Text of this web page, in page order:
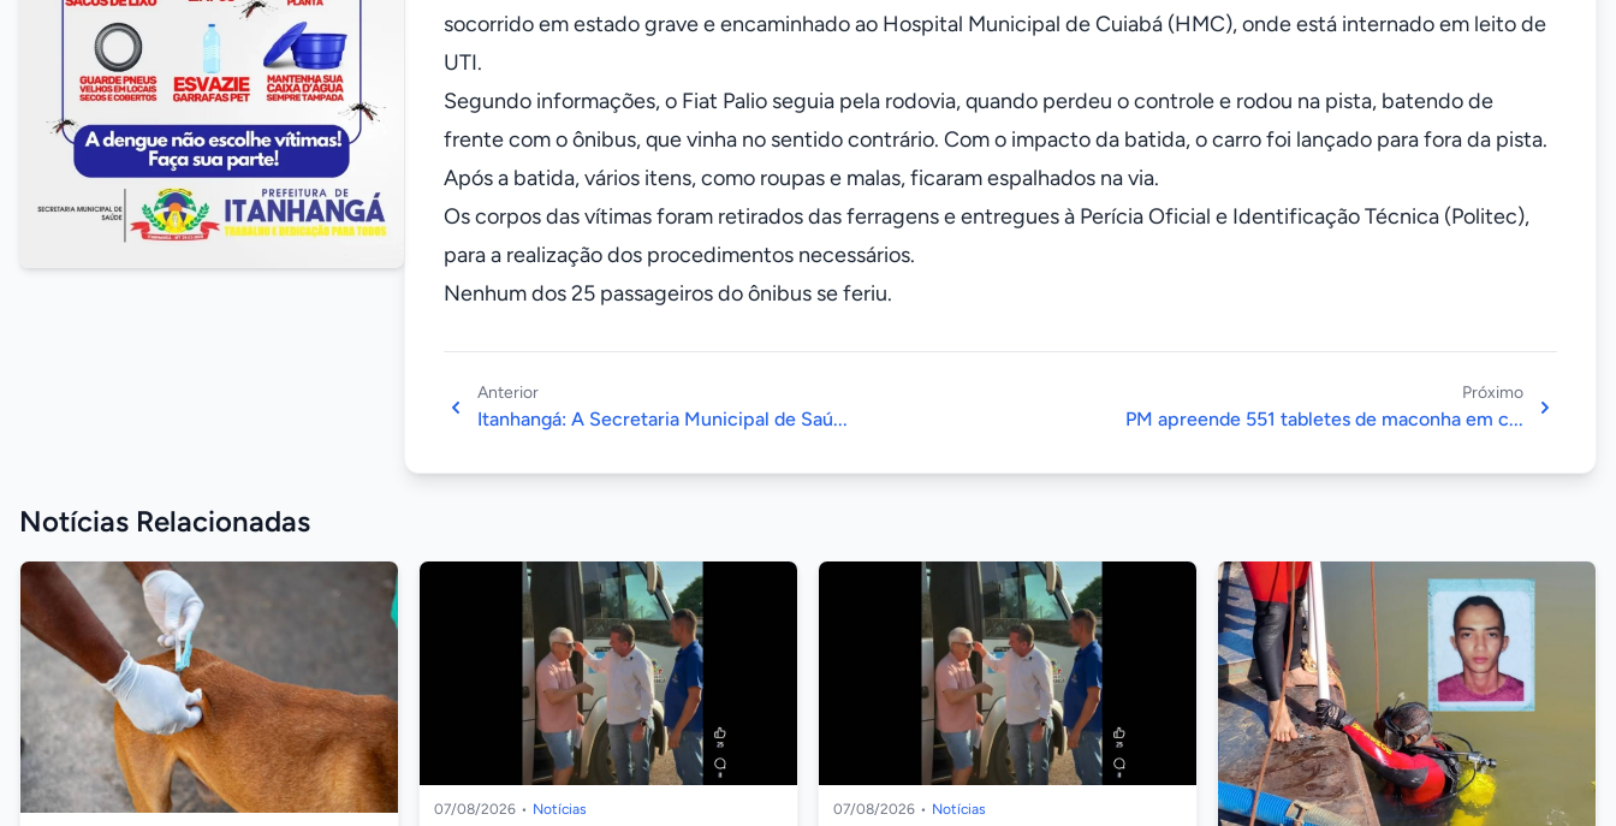
socorrido em estado grave e encaminhado ao Hospital Municipal de Cuiabá (HMC), onde está internado em leito de
UTI.
Segundo informações, o Fiat Palio seguia pela rodovia, quando perdeu o controle e rodou na pista, batendo de
frente com o ônibus, que vinha no sentido contrário. Com o impacto da batida, o carro foi lançado para fora da pista.
Após a batida, vários itens, como roupas e malas, ficaram espalhados na via.
Os corpos das vítimas foram retirados das ferragens e entregues à Perícia Oficial e Identificação Técnica (Politec),
para a realização dos procedimentos necessários.
Nenhum dos 25 passageiros do ônibus se feriu.
Anterior
Itanhangá: A Secretaria Municipal de Saú...
Próximo
PM apreende 551 tabletes de maconha em c...
Notícias Relacionadas
07/08/2026 • Notícias 07/08/2026 • Notícias